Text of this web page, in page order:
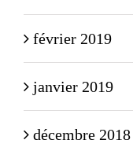
février 2019
janvier 2019
décembre 2018